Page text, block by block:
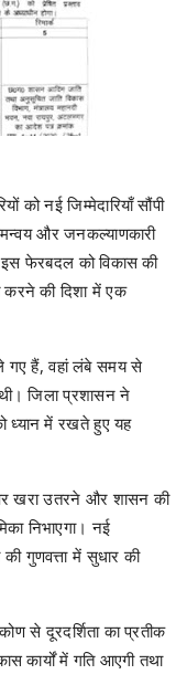
को नई जिम्मेदारियाँ सौंपी
और जनकल्याणकारी
इस फेरबदल को विकास की
की दिशा में एक
गए हैं, वहां लंबे समय से
जिला प्रशासन ने
ध्यान में रखते हुए यह
खरा उतरने और शासन की
निभाएगा। नई
गुणवत्ता में सुधार की
से दूरदर्शिता का प्रतीक
कार्यों में गति आएगी तथा